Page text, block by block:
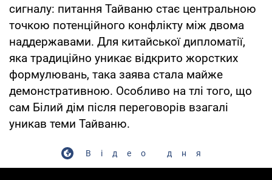
сигналу: питання Тайваню стає центральною
точкою потенційного конфлікту між двома
наддержавами. Для китайської дипломатії,
яка традиційно уникає відкрито жорстких
формулювань, така заява стала майже
демонстративною. Особливо на тлі того, що
сам Білий дім після переговорів взагалі
уникав теми Тайваню.
Відео дня